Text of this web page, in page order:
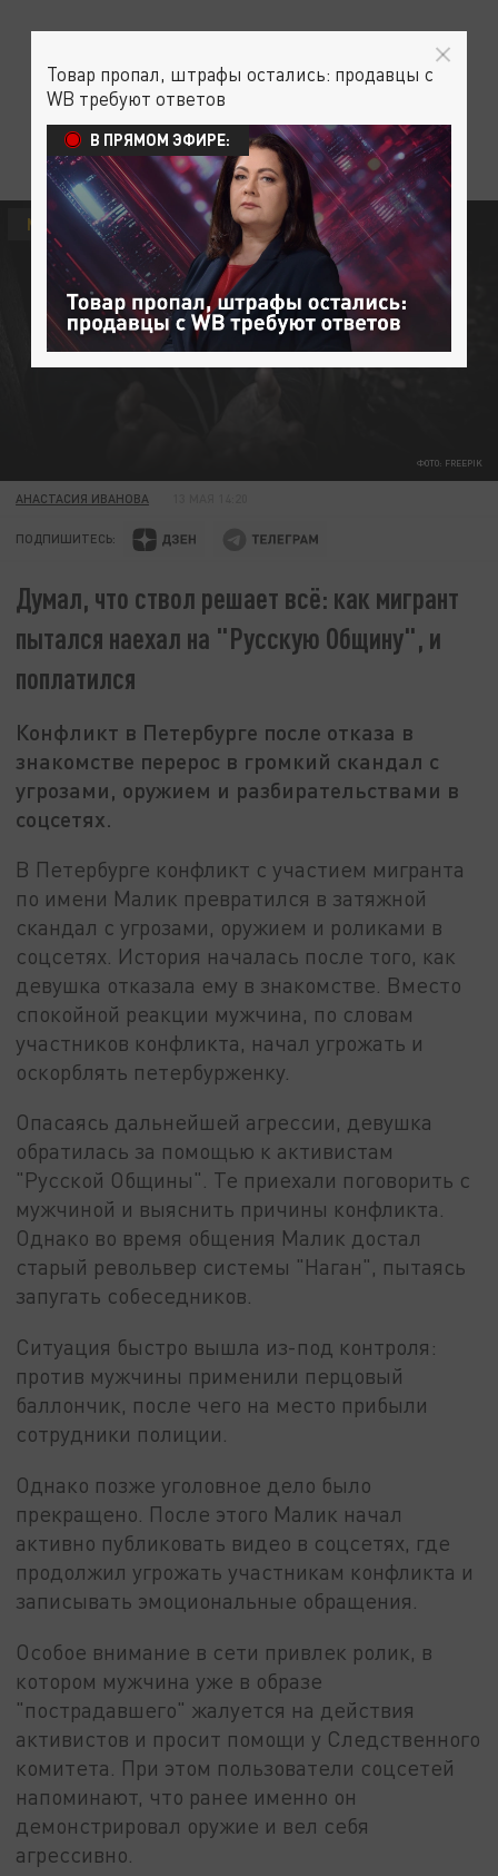
ФОТО: FREEPIK
МИГРАНТЫ
АНАСТАСИЯ ИВАНОВА
ПОДПИШИТЕСЬ:
Думал, что ствол решает всё: как мигрант
пытался наехал на "Русскую Общину", и
поплатился
Конфликт в Петербурге после отказа в
знакомстве перерос в громкий скандал с
угрозами, оружием и разбирательствами в
соцсетях.
В Петербурге конфликт с участием мигранта
по имени Малик превратился в затяжной
скандал с угрозами, оружием и роликами в
соцсетях. История началась после того, как
девушка отказала ему в знакомстве. Вместо
спокойной реакции мужчина, по словам
участников конфликта, начал угрожать и
оскорблять петербурженку.
Опасаясь дальнейшей агрессии, девушка
обратилась за помощью к активистам
"Русской Общины". Те приехали поговорить с
мужчиной и выяснить причины конфликта.
Однако во время общения Малик достал
старый револьвер системы "Наган", пытаясь
запугать собеседников.
Ситуация быстро вышла из-под контроля:
против мужчины применили перцовый
баллончик, после чего на место прибыли
сотрудники полиции.
Однако позже уголовное дело было
прекращено. После этого Малик начал
активно публиковать видео в соцсетях, где
продолжил угрожать участникам конфликта и
записывать эмоциональные обращения.
Особое внимание в сети привлек ролик, в
котором мужчина уже в образе
"пострадавшего" жалуется на действия
активистов и просит помощи у Следственного
комитета. При этом пользователи соцсетей
напоминают, что ранее именно он
демонстрировал оружие и вел себя
агрессивно.
Товар пропал, штрафы остались: продавцы с
WB требуют ответов
В ПРЯМОМ ЭФИРЕ: